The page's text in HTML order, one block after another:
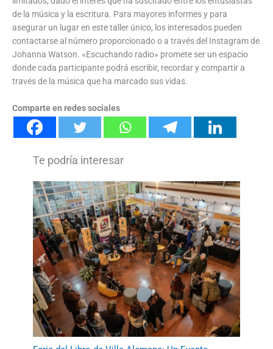
de la música y la escritura. Para mayores informes y para
asegurar un lugar en este taller único, los interesados pueden
contactarse al número proporcionado o a través del Instagram de
Johanna Watson. «Escuchando radio» promete ser un espacio
donde cada participante podrá escribir, recordar y compartir a
través de la música que ha marcado sus vidas.
Comparte en redes sociales